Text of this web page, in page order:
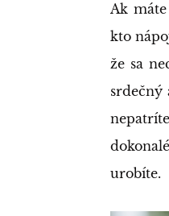
Ak
kto
že sa
srdečný
urobíte.